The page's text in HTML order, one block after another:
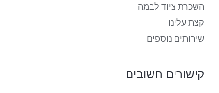
השכרת ציוד לבמה
קצת עלינו
שירותים נוספים
קישורים חשובים